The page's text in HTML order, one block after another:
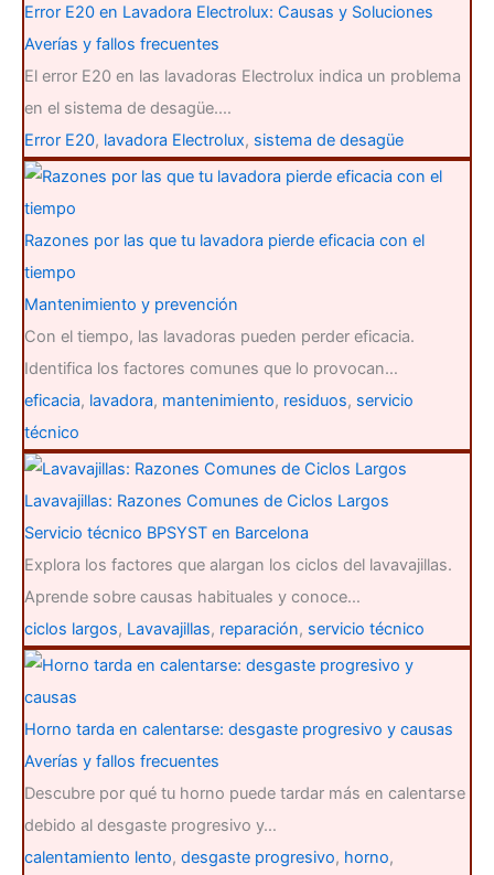
Error E20 en Lavadora Electrolux: Causas y Soluciones
Averías y fallos frecuentes
El error E20 en las lavadoras Electrolux indica un problema
en el sistema de desagüe.…
Error E20, lavadora Electrolux, sistema de desagüe
Razones por las que tu lavadora pierde eficacia con el
tiempo
Mantenimiento y prevención
Con el tiempo, las lavadoras pueden perder eficacia.
Identifica los factores comunes que lo provocan…
eficacia, lavadora, mantenimiento, residuos, servicio
técnico
Lavavajillas: Razones Comunes de Ciclos Largos
Servicio técnico BPSYST en Barcelona
Explora los factores que alargan los ciclos del lavavajillas.
Aprende sobre causas habituales y conoce…
ciclos largos, Lavavajillas, reparación, servicio técnico
Horno tarda en calentarse: desgaste progresivo y causas
Averías y fallos frecuentes
Descubre por qué tu horno puede tardar más en calentarse
debido al desgaste progresivo y…
calentamiento lento, desgaste progresivo, horno,